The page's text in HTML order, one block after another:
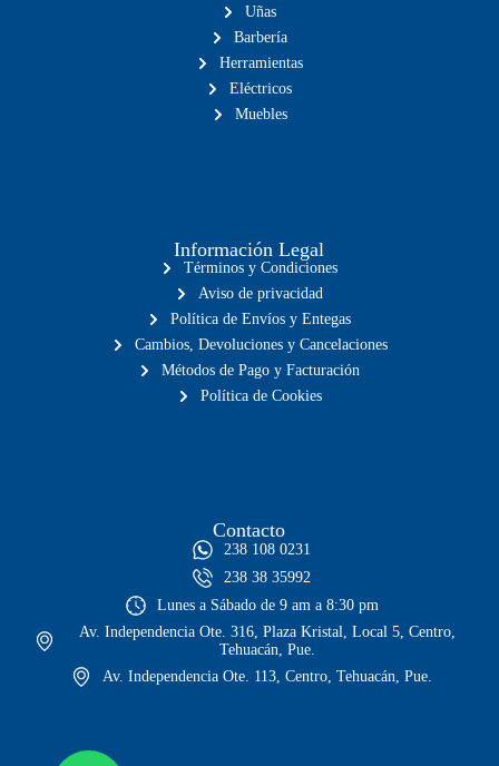
Uñas
Barbería
Herramientas
Eléctricos
Muebles
Información Legal
Términos y Condiciones
Aviso de privacidad
Política de Envíos y Entegas
Cambios, Devoluciones y Cancelaciones
Métodos de Pago y Facturación
Política de Cookies
Contacto
238 108 0231
238 38 35992
Lunes a Sábado de 9 am a 8:30 pm
Av. Independencia Ote. 316, Plaza Kristal, Local 5, Centro,
Tehuacán, Pue.
Av. Independencia Ote. 113, Centro, Tehuacán, Pue.